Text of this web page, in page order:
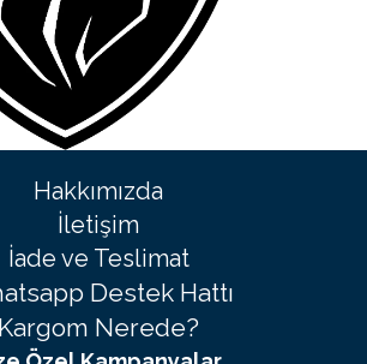
Hakkımızda
İletişim
İade ve Teslimat
Destek Hattı
Kargom Nerede?